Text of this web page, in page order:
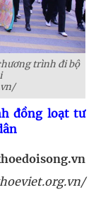
trình đi bộ
đồng loạt tư